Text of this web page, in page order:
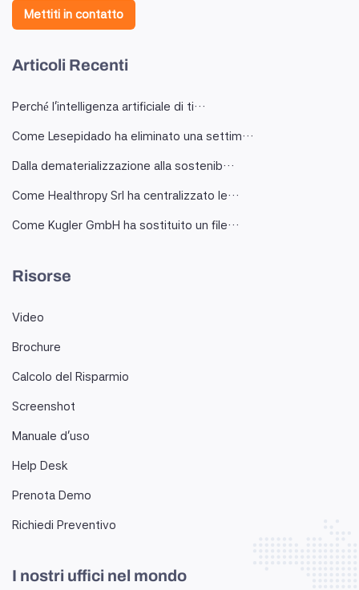
Mettiti in contatto
Articoli Recenti
Perché l'intelligenza artificiale di ti…
Come Lesepidado ha eliminato una settim…
Dalla dematerializzazione alla sostenib…
Come Healthropy Srl ha centralizzato le…
Come Kugler GmbH ha sostituito un file…
Risorse
Video
Brochure
Calcolo del Risparmio
Screenshot
Manuale d'uso
Help Desk
Prenota Demo
Richiedi Preventivo
I nostri uffici nel mondo